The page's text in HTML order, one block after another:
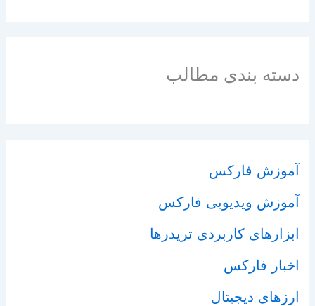
دسته بندی مطالب
آموزش فارکس
آموزش ویدیویی فارکس
ابزارهای کاربردی تریدرها
اخبار فارکس
ارزهای دیجیتال